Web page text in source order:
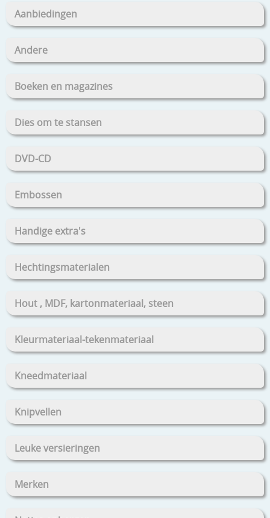
Aanbiedingen
Andere
Boeken en magazines
Dies om te stansen
DVD-CD
Embossen
Handige extra's
Hechtingsmaterialen
Hout , MDF, kartonmateriaal, steen
Kleurmateriaal-tekenmateriaal
Kneedmateriaal
Knipvellen
Leuke versieringen
Merken